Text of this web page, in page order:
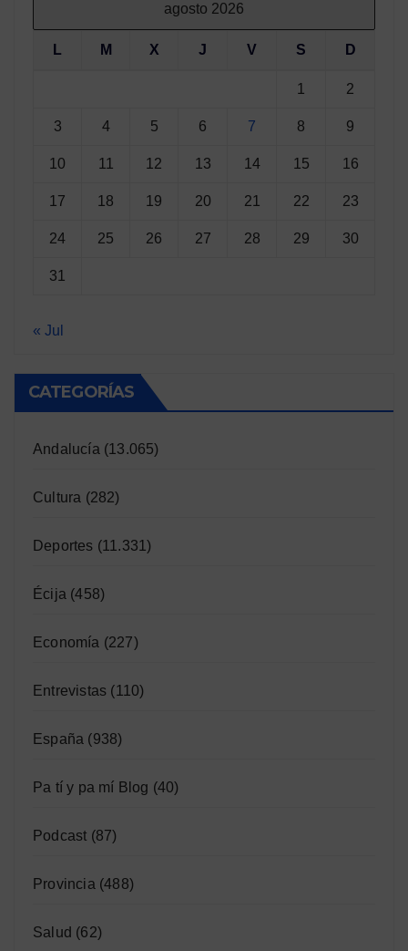
agosto 2026
L M X J V S D
1 2
3 4 5 6 7 8 9
10 11 12 13 14 15 16
17 18 19 20 21 22 23
24 25 26 27 28 29 30
31
« Jul
CATEGORÍAS
Andalucía (13.065)
Cultura (282)
Deportes (11.331)
Écija (458)
Economía (227)
Entrevistas (110)
España (938)
Pa tí y pa mí Blog (40)
Podcast (87)
Provincia (488)
Salud (62)